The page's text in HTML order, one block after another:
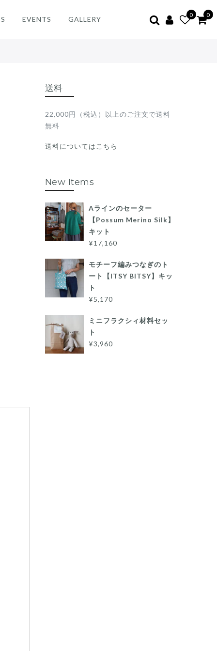
EVENTS GALLERY
0 0
送料
22,000円（税込）以上のご注文で送料
無料
送料についてはこちら
New Items
Aラインのセーター
【Possum Merino Silk】
キット
¥17,160
モチーフ編みつなぎのト
ート【ITSY BITSY】キッ
ト
¥5,170
ミニフラクシィ材料セッ
ト
¥3,960